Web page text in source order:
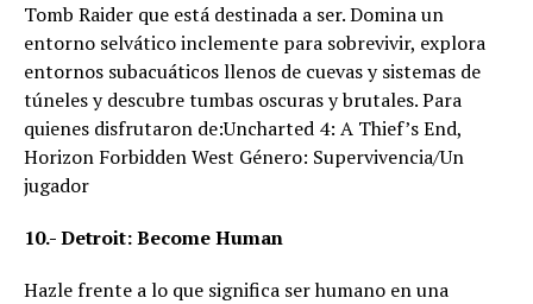
Tomb Raider que está destinada a ser. Domina un
entorno selvático inclemente para sobrevivir, explora
entornos subacuáticos llenos de cuevas y sistemas de
túneles y descubre tumbas oscuras y brutales. Para
quienes disfrutaron de:Uncharted 4: A Thief’s End,
Horizon Forbidden West Género: Supervivencia/Un
jugador
10.- Detroit: Become Human
Hazle frente a lo que significa ser humano en una